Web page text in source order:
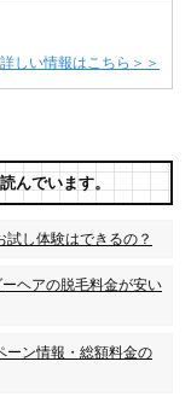
詳しい情報はこちら＞＞
んでいます。
し体験はできるの？
ヘアの脱毛料金が安い
ーン情報・総額料金の